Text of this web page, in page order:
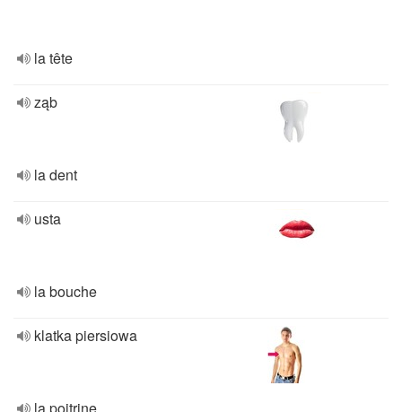
la tête
ząb
la dent
usta
la bouche
klatka piersiowa